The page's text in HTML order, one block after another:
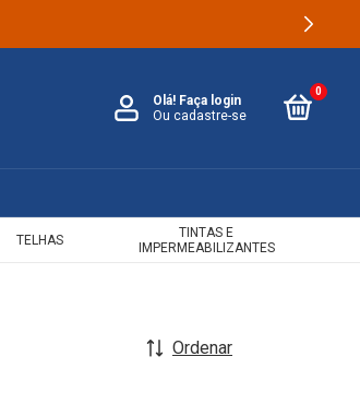
Olá! Faça login
Ou cadastre-se
0
TELHAS
TINTAS E
IMPERMEABILIZANTES
Ordenar